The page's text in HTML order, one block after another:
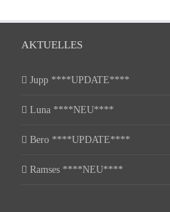
AKTUELLES
Jupp ****UPDATE****
Luna ****NEU****
Bero ****UPDATE****
Ramses ****NEU****